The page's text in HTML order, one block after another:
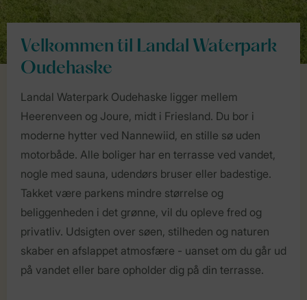
Velkommen til Landal Waterpark
Oudehaske
Landal Waterpark Oudehaske ligger mellem
Heerenveen og Joure, midt i Friesland. Du bor i
moderne hytter ved Nannewiid, en stille sø uden
motorbåde. Alle boliger har en terrasse ved vandet,
nogle med sauna, udendørs bruser eller badestige.
Takket være parkens mindre størrelse og
beliggenheden i det grønne, vil du opleve fred og
privatliv. Udsigten over søen, stilheden og naturen
skaber en afslappet atmosfære - uanset om du går ud
på vandet eller bare opholder dig på din terrasse.